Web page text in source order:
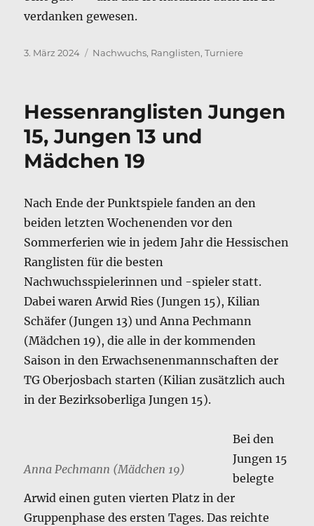
verdanken gewesen.
Veröffentlicht
3. März 2024 Kategorien
Nachwuchs, Ranglisten,Turniere
Hessenranglisten Jungen
15, Jungen 13 und
Mädchen 19
Nach Ende der Punktspiele fanden an den
beiden letzten Wochenenden vor den
Sommerferien wie in jedem Jahr die Hessischen
Ranglisten für die besten
Nachwuchsspielerinnen und -spieler statt.
Dabei waren Arwid Ries (Jungen 15), Kilian
Schäfer (Jungen 13) und Anna Pechmann
(Mädchen 19), die alle in der kommenden
Saison in den Erwachsenenmannschaften der
TG Oberjosbach starten (Kilian zusätzlich auch
in der Bezirksoberliga Jungen 15).
Anna Pechmann (Mädchen 19)
Bei den
Jungen 15
belegte
Arwid einen guten vierten Platz in der
Gruppenphase des ersten Tages. Das reichte